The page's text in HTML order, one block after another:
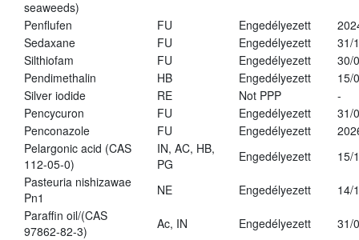
seaweeds)
Penflufen FU Engedélyezett
Sedaxane
FU Engedélyezett
31/
Silthiofam
FU Engedélyezett
30/
Pendimethalin
HB Engedélyezett
15/
Silver iodide
RE Not PPP
-
Pencycuron
FU Engedélyezett
31/
Penconazole
FU Engedélyezett
Pelargonic acid (CAS
112-05-0)
IN, AC, HB,
PG
Engedélyezett
15/
Pasteuria nishizawae
Pn1
NE Engedélyezett
14/
Paraffin oil/(CAS
97862-82-3)
Ac, IN Engedélyezett
31/